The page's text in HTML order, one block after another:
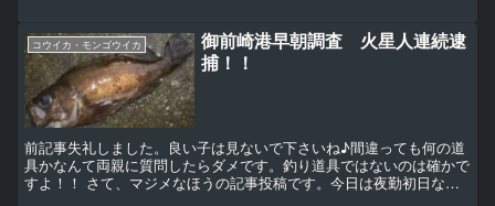
コウイカ・モンゴウイカ
御前崎港早朝調査 火星人連続逮
捕！！
前記事失礼しました。良い子は見ないで下さいね♪間違っても何の道
具かなんて両親に質問したらダメです。釣り道具ではないのは確かで
すよ！！ さて、マジメなほうの記事投稿です。今日は夜勤初日なの